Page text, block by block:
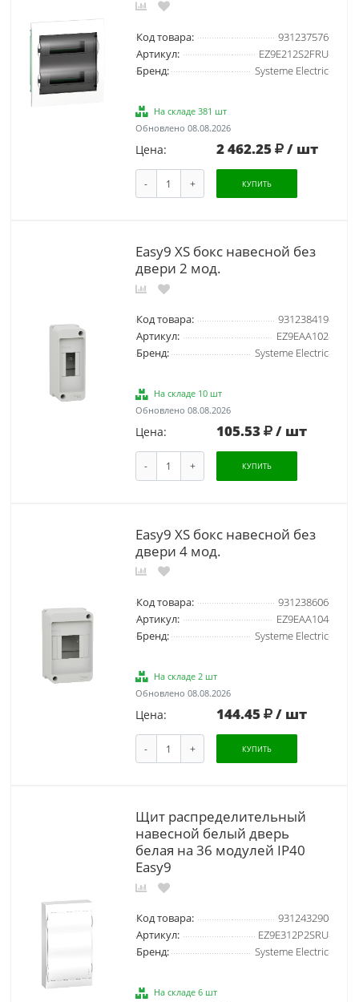
Код товара:
931237576
Артикул:
EZ9E212S2FRU
Бренд:
Systeme Electric
На складе 381 шт
Обновлено 08.08.2026
Цена: 2 462.25 / шт
- + КУПИТЬ
Easy9 XS бокс навесной без
двери 2 мод.
Код товара:
931238419
Артикул:
EZ9EAA102
Бренд:
Systeme Electric
На складе 10 шт
Обновлено 08.08.2026
Цена: 105.53 / шт
- + КУПИТЬ
Easy9 XS бокс навесной без
двери 4 мод.
Код товара:
931238606
Артикул:
EZ9EAA104
Бренд:
Systeme Electric
На складе 2 шт
Обновлено 08.08.2026
Цена: 144.45 / шт
- + КУПИТЬ
Щит распределительный
навесной белый дверь
белая на 36 модулей IP40
Easy9
Код товара:
931243290
Артикул:
EZ9E312P2SRU
Бренд:
Systeme Electric
На складе 6 шт